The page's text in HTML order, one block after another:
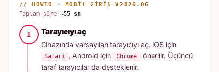
// HOWTO · MOBIL GIRIŞ V2026.06
Toplam süre~55 sn
Tarayıcıyı aç
Cihazında varsayılan tarayıcıyı aç. iOS için
Safari , Android için Chrome
önerilir. Üçüncü
taraf tarayıcılar da desteklenir.